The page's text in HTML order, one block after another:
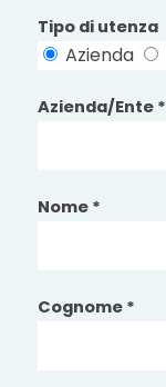
Tipo di utenza
Azienda
Azienda/Ente *
Nome *
Cognome *